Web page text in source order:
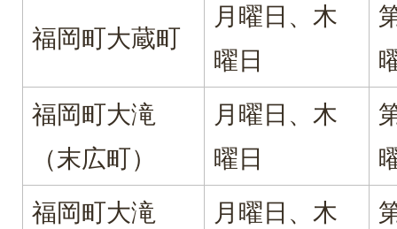
福岡町大蔵町
月曜日、木
曜日
福岡町大滝
（末広町）
月曜日、木
曜日
福岡町大滝
月曜日、木